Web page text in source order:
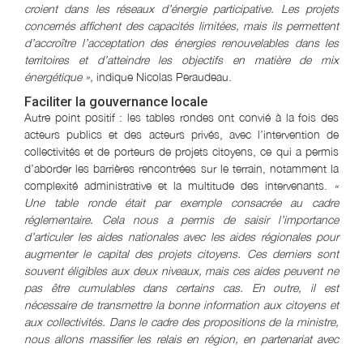
croient dans les réseaux d’énergie participative. Les projets
concernés affichent des capacités limitées, mais ils permettent
d’accroître l’acceptation des énergies renouvelables dans les
territoires et d’atteindre les objectifs en matière de mix
énergétique », indique Nicolas Peraudeau.
Faciliter la gouvernance locale
Autre point positif : les tables rondes ont convié à la fois des
acteurs publics et des acteurs privés, avec l’intervention de
collectivités et de porteurs de projets citoyens, ce qui a permis
d’aborder les barrières rencontrées sur le terrain, notamment la
complexité administrative et la multitude des intervenants. «
Une table ronde était par exemple consacrée au cadre
réglementaire. Cela nous a permis de saisir l’importance
d’articuler les aides nationales avec les aides régionales pour
augmenter le capital des projets citoyens. Ces derniers sont
souvent éligibles aux deux niveaux, mais ces aides peuvent ne
pas être cumulables dans certains cas. En outre, il est
nécessaire de transmettre la bonne information aux citoyens et
aux collectivités. Dans le cadre des propositions de la ministre,
nous allons massifier les relais en région, en partenariat avec